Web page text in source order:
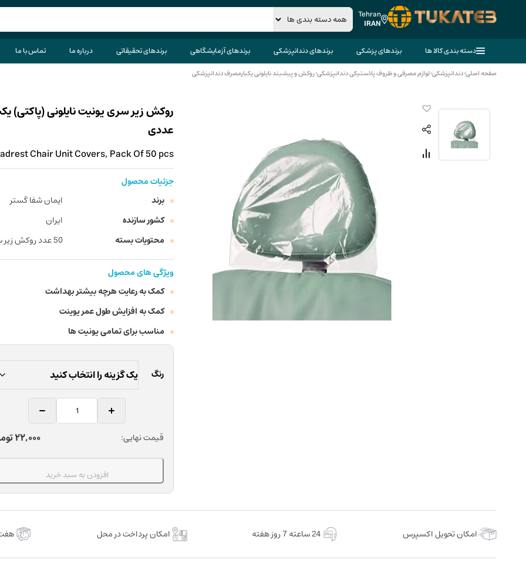
Tehran
IRAN
دسته بندی کالا ها برندهای پزشکی برندهای دندانپزشکی برندهای آزمایشگاهی برندهای تحقیقاتی درباره ما تماس با ما
صفحه اصلی>دندانپزشکی>لوازم مصرفی و ظروف پلاستیکی دندانپزشکی>روکش و پیشبند نایلونی یکبارمصرف دندانپزشکی
عددی
Chair Unit Covers, Pack Of 50 pcs
جزئیات محصول
برند
ایمان شفا گستر
کشور سازنده
ایران
محتویات بسته
50 عدد روکش زیر سری یونیت نایلونی (پاکتی) یکبار مصرف
ویژگی های محصول
کمک به رعایت هرچه بیشتر بهداشت
کمک به افزایش طول عمر یوینت
مناسب برای تمامی یونیت ها
رنگ
روکش
زیر
نایلونی
(پاکتی)
ایمان
گستر
قیمت نهایی: 22,000
افزودن به سبد خرید
امکان تحویل اکسپرس 24 ساعته 7 روز هفته امکان پرداخت در محل